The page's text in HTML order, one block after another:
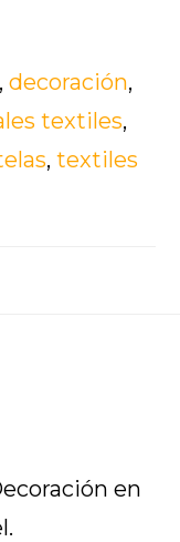
,decoración,
textiles,
,textiles
en